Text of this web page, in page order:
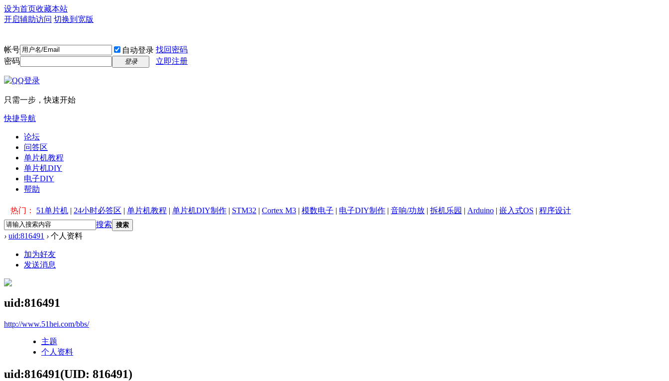
设为首页收藏本站
开启辅助访问 切换到宽版
帐号 自动登录 找回密码
密码
登录 立即注册
只需一步，快速开始
快捷导航
论坛
问答区
单片机教程
单片机DIY
电子DIY
帮助
热门： 51单片机 | 24小时必答区 | 单片机教程 | 单片机DIY制作 | STM32 | Cortex M3 | 模数电子 | 电子DIY制作 | 音响/功放 | 拆机乐园 | Arduino | 嵌入式OS | 程序设计
搜索 搜索
› uid:816491 › 个人资料
加为好友
发送消息
uid:816491
http://www.51hei.com/bbs/
主题
个人资料
uid:816491(UID: 816491)